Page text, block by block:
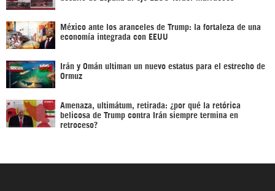
México ante los aranceles de Trump: la fortaleza de una
economía integrada con EEUU
Irán y Omán ultiman un nuevo estatus para el estrecho de
Ormuz
Amenaza, ultimátum, retirada: ¿por qué la retórica
belicosa de Trump contra Irán siempre termina en
retroceso?